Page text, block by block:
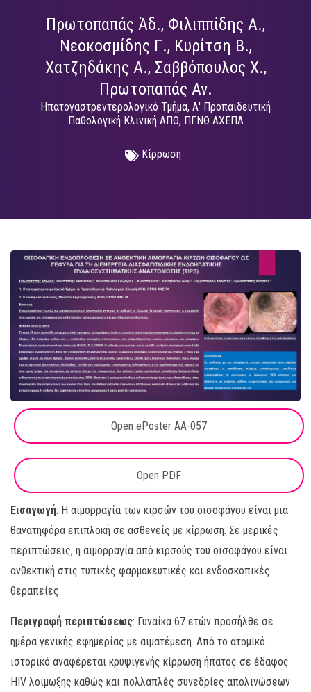
Πρωτοπαπάς Άδ., Φιλιππίδης Α.,
Νεοκοσμίδης Γ., Κυρίτση Β.,
Χατζηδάκης Α., Σαββόπουλος Χ.,
Πρωτοπαπάς Αν.
Ηπατογαστρεντερολογικό Τμήμα, Α' Προπαιδευτική
Παθολογική Κλινική ΑΠΘ, ΠΓΝΘ ΑΧΕΠΑ
Κίρρωση
Open ePoster AA-057
Open PDF
Εισαγωγή: Η αιμορραγία των κιρσών του οισοφάγου είναι μια
θανατηφόρα επιπλοκή σε ασθενείς με κίρρωση. Σε μερικές
περιπτώσεις, η αιμορραγία από κιρσούς του οισοφάγου είναι
ανθεκτική στις τυπικές φαρμακευτικές και ενδοσκοπικές
θεραπείες.
Περιγραφή περιπτώσεως: Γυναίκα 67 ετών προσήλθε σε
ημέρα γενικής εφημερίας με αιματέμεση. Από το ατομικό
ιστορικό αναφέρεται κρυψιγενής κίρρωση ήπατος σε έδαφος
HIV λοίμωξης καθώς και πολλαπλές συνεδρίες απολινώσεων